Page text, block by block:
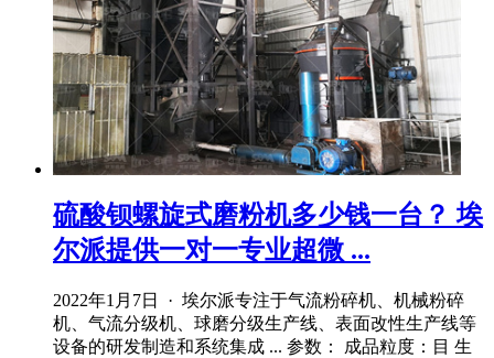
硫酸钡螺旋式磨粉机多少钱一台？ 埃
尔派提供一对一专业超微 ...
2022年1月7日 · 埃尔派专注于气流粉碎机、机械粉碎
机、气流分级机、球磨分级生产线、表面改性生产线等
设备的研发制造和系统集成 ... 参数： 成品粒度：目 生